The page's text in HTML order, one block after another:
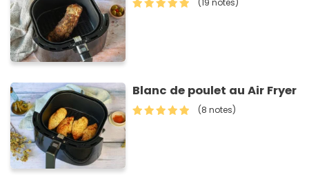
(19 notes)
Blanc de poulet au Air Fryer
(8 notes)